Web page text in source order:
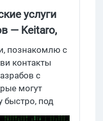
услуги
— Keitaro,
Pixel, CAPI,
познакомлю с
контакты
с
могут
быстро, под
оплаты.